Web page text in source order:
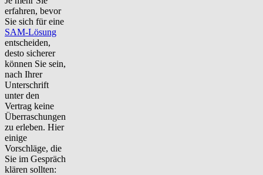
erfahren, bevor
Sie sich für eine
SAM-Lösung
entscheiden,
desto sicherer
können Sie sein,
nach Ihrer
Unterschrift
unter den
Vertrag keine
Überraschungen
zu erleben. Hier
einige
Vorschläge, die
Sie im Gespräch
klären sollten: